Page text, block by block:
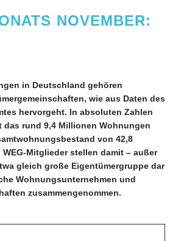
NOVEMBER:
in Deutschland gehören
wie aus Daten des
hervorgeht. In absoluten Zahlen
rund 9,4 Millionen Wohnungen
von 42,8
Mitglieder stellen damit – außer
gleich große Eigentümergruppe dar
Wohnungsunternehmen und
zusammengenommen.